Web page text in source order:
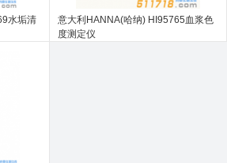
水垢清
意大利HANNA(哈纳) HI95765血浆色
度测定仪